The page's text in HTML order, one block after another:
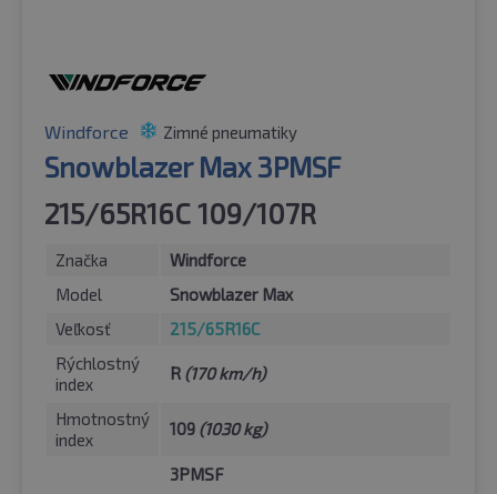
Windforce Zimné pneumatiky
Snowblazer Max 3PMSF
215/65R16C 109/107R
Značka
Windforce
Model
Snowblazer Max
Veľkosť
215/65R16C
Rýchlostný
index
R (170 km/h)
Hmotnostný
index
109 (1030 kg)
3PMSF